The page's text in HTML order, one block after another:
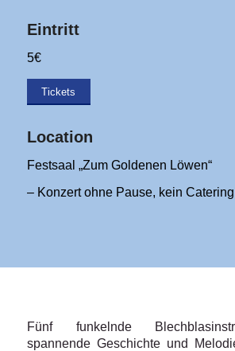
Eintritt
5€
Tickets
Location
Festsaal „Zum Goldenen Löwen“
– Konzert ohne Pause, kein
Fünf funkelnde
spannende Geschichte und